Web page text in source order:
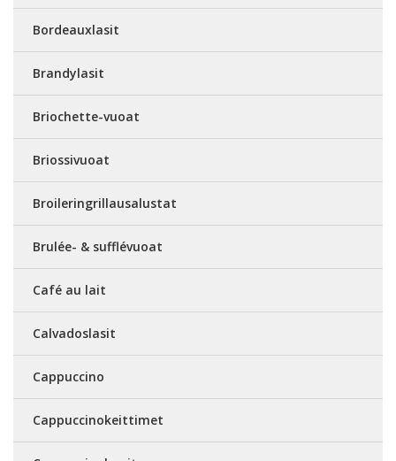
Bordeauxlasit
Brandylasit
Briochette-vuoat
Briossivuoat
Broileringrillausalustat
Brulée- & sufflévuoat
Café au lait
Calvadoslasit
Cappuccino
Cappuccinokeittimet